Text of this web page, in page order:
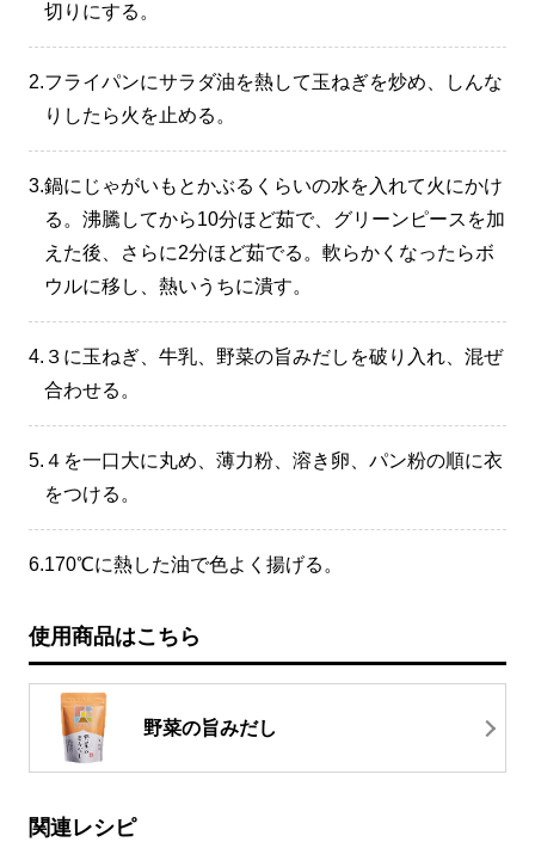
切りにする。
2.フライパンにサラダ油を熱して玉ねぎを炒め、しんな
りしたら火を止める。
3.鍋にじゃがいもとかぶるくらいの水を入れて火にかけ
る。沸騰してから10分ほど茹で、グリーンピースを加
えた後、さらに2分ほど茹でる。軟らかくなったらボ
ウルに移し、熱いうちに潰す。
4. ３に玉ねぎ、牛乳、野菜の旨みだしを破り入れ、混ぜ
合わせる。
5. ４を一口大に丸め、薄力粉、溶き卵、パン粉の順に衣
をつける。
6.170℃に熱した油で色よく揚げる。
使用商品はこちら
野菜の旨みだし
関連レシピ